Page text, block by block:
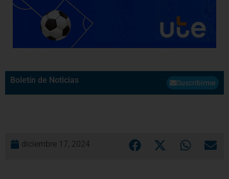
Boletín de Noticias Suscribirme
diciembre 17, 2024